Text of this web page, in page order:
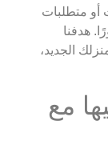
متطلبات
هدفنا
الجديد،
مع